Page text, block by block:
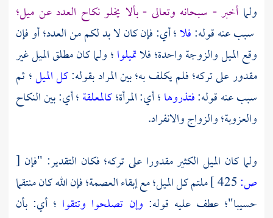
ولما أخبر - سبحانه وتعالى - بألا يخلو نكاح العدد عن ميل؛
سبب عنه قوله:فلا؛ أي: فإن كان لا بد لكم من العدد؛ أو فإن
وقع الميل والزوجة واحدة؛ فلاتميلوا؛ ولما كان مطلق الميل غير
مقدور على تركه؛ فلم يكلف به؛ بين المراد بقوله:كل الميل؛ ثم
سبب عنه قوله:فتذروها؛ أي: المرأة؛كالمعلقة؛ أي: بين النكاح
والعزوبة؛ والزواج والانفراد.
ولما كان الميل الكثير مقدورا على تركه؛ فكان التقدير: "فإن [
ص:
ملتم كل الميل؛ مع إبقاء العصمة؛ فإن الله كان منتقما
حسيبا"؛ عطف عليه قوله: وإن تصلحوا وتتقوا ؛ أي: بأن